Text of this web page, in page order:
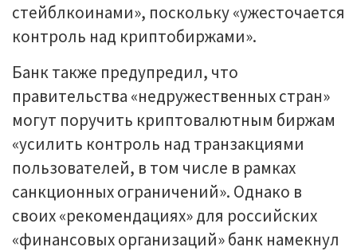
стейблкоинами», поскольку «ужесточается
контроль над криптобиржами».
Банк также предупредил, что
правительства «недружественных стран»
могут поручить криптовалютным биржам
«усилить контроль над транзакциями
пользователей, в том числе в рамках
санкционных ограничений». Однако в
своих «рекомендациях» для российских
«финансовых организаций» банк намекнул